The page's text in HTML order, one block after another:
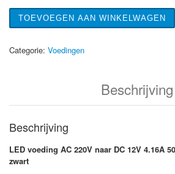
TOEVOEGEN AAN WINKELWAGEN
Categorie: Voedingen
Beschrijving
Beschrijving
LED voeding AC 220V naar DC 12V 4.16A
zwart